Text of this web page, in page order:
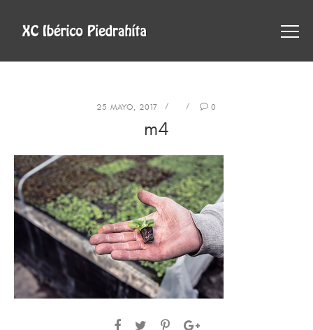
25 MAYO, 2017 0
m4